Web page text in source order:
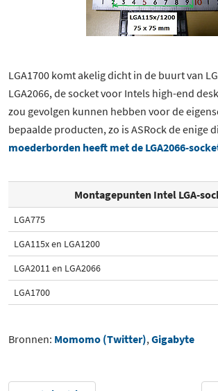
LGA1700 komt akelig dicht in de buurt van
LGA2066, de socket voor Intels high-end
zou gevolgen kunnen hebben voor de
bepaalde producten, zo is ASRock de enige
moederborden heeft met de LGA2066-
Montagepunten Intel LGA-
LGA775
LGA115x en LGA1200
LGA2011 en LGA2066
LGA1700
Bronnen: Momomo (Twitter),Gigabyte